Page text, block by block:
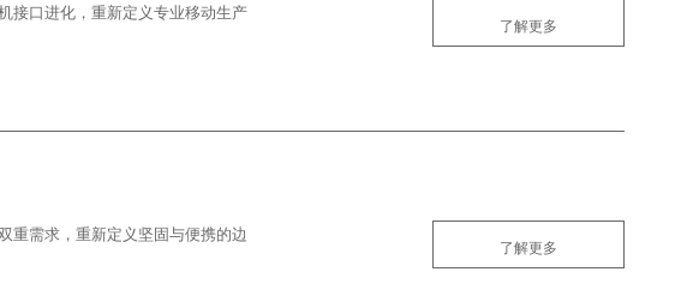
接口进化，重新定义专业移动生产
了解更多
重需求，重新定义坚固与便携的边
了解更多